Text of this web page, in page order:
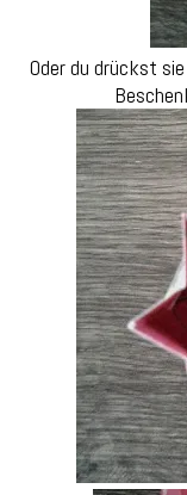
Oder du drückst